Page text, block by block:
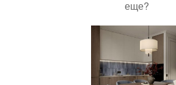
еще?